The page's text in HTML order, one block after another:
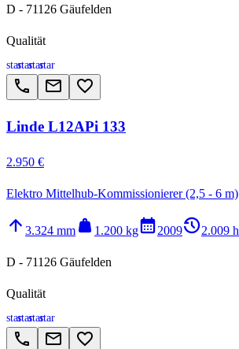
D - 71126 Gäufelden
Qualität
starstarstarstar
call email favorite_border
Linde L12APi 133
2.950 €
Elektro Mittelhub-Kommissionierer (2,5 - 6 m)
arrow_upward 3.324 mm weight 1.200 kgcalendar_month2009history_22.009 h
D - 71126 Gäufelden
Qualität
starstarstarstar
call email favorite_border